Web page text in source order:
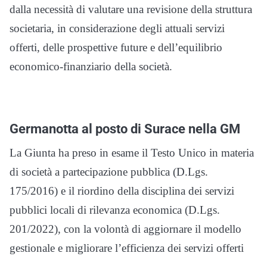
dalla necessità di valutare una revisione della struttura
societaria, in considerazione degli attuali servizi
offerti, delle prospettive future e dell’equilibrio
economico-finanziario della società.
Germanotta al posto di Surace nella GM
La Giunta ha preso in esame il Testo Unico in materia
di società a partecipazione pubblica (D.Lgs.
175/2016) e il riordino della disciplina dei servizi
pubblici locali di rilevanza economica (D.Lgs.
201/2022), con la volontà di aggiornare il modello
gestionale e migliorare l’efficienza dei servizi offerti